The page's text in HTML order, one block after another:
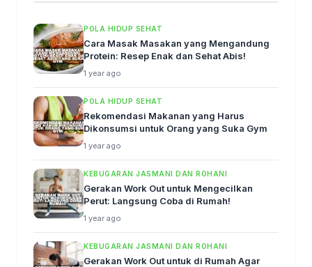
POLA HIDUP SEHAT
Cara Masak Masakan yang Mengandung
Protein: Resep Enak dan Sehat Abis!
1 year ago
POLA HIDUP SEHAT
Rekomendasi Makanan yang Harus
Dikonsumsi untuk Orang yang Suka Gym
1 year ago
KEBUGARAN JASMANI DAN ROHANI
Gerakan Work Out untuk Mengecilkan
Perut: Langsung Coba di Rumah!
1 year ago
KEBUGARAN JASMANI DAN ROHANI
Gerakan Work Out untuk di Rumah Agar